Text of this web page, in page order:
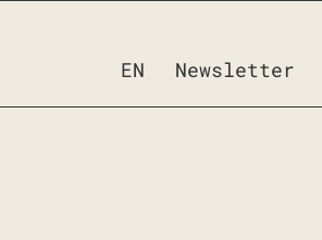
EN Newsletter